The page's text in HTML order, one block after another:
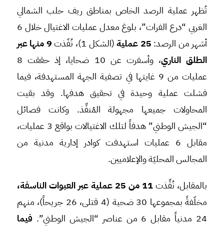
تُظهر عملية الرصد الخاص بمناطق ريف حلب الشمالي
الغربي “درع الفرات”، بلوغ معدل عمليات الاغتيال خلال 6
أشهر من الرصد: 25 عملية (الشكل 1)، نُفّذت
9 منها عبر
الطلق الناري
، وأسفرت عن 10 ضحايا، إذ حققت 8
عمليات من 9 غايتها في تصفية الجهة المستهدفة، فيما
فشلت عملية وحيدة في تحقيق هدفها. وقد بقيت
المحاولات جميعها مجهولة المُنفِّذ. وكانت فصائل
“الجيش الوطني” هدفاً لتلك الاغتيالات بواقع 3 عمليات،
مقابل 6 عمليات استهدفت كوادر إدارية مدنية من
المجالس المحليّة والإعلاميين.
بالمقابل، نُفِّذت11 من 25 عملية عبر العبوات الناسفة،
مخلّفةً بمجموعها 30 ضحية (4 قتلى، 26 جريحاً)، منهم
24 مدنياً مقابل 6 من عناصر “الجيش الوطني”.
فيما